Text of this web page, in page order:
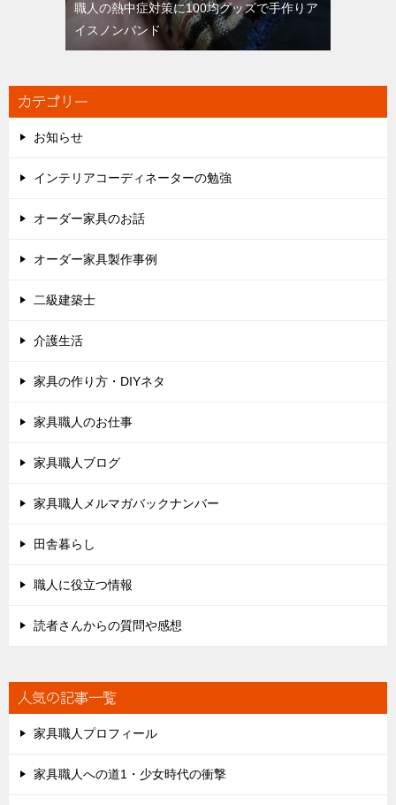
職人の熱中症対策に100均グッズで手作りア
イスノンバンド
カテゴリー
お知らせ
インテリアコーディネーターの勉強
オーダー家具のお話
オーダー家具製作事例
二級建築士
介護生活
家具の作り方・DIYネタ
家具職人のお仕事
家具職人ブログ
家具職人メルマガバックナンバー
田舎暮らし
職人に役立つ情報
読者さんからの質問や感想
人気の記事一覧
家具職人プロフィール
家具職人への道1・少女時代の衝撃